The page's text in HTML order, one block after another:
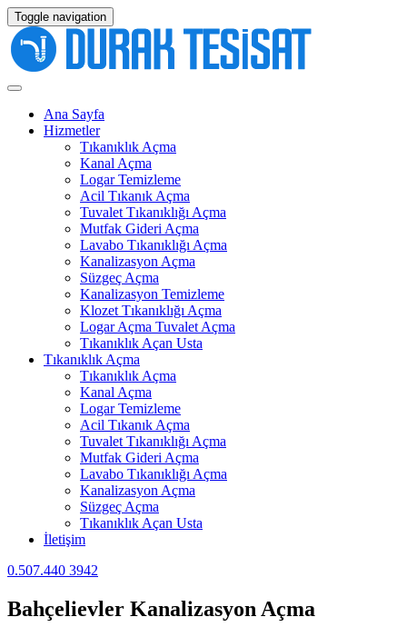
Toggle navigation
Ana Sayfa
Hizmetler
Tıkanıklık Açma
Kanal Açma
Logar Temizleme
Acil Tıkanık Açma
Tuvalet Tıkanıklığı Açma
Mutfak Gideri Açma
Lavabo Tıkanıklığı Açma
Kanalizasyon Açma
Süzgeç Açma
Kanalizasyon Temizleme
Klozet Tıkanıklığı Açma
Logar Açma Tuvalet Açma
Tıkanıklık Açan Usta
Tıkanıklık Açma
Tıkanıklık Açma
Kanal Açma
Logar Temizleme
Acil Tıkanık Açma
Tuvalet Tıkanıklığı Açma
Mutfak Gideri Açma
Lavabo Tıkanıklığı Açma
Kanalizasyon Açma
Süzgeç Açma
Tıkanıklık Açan Usta
İletişim
0.507.440 3942
Bahçelievler Kanalizasyon Açma